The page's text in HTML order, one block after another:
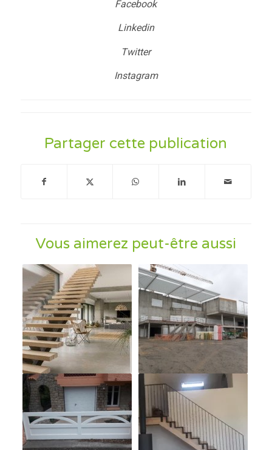
Facebook
Linkedin
Twitter
Instagram
Partager cette publication
Vous aimerez peut-être aussi